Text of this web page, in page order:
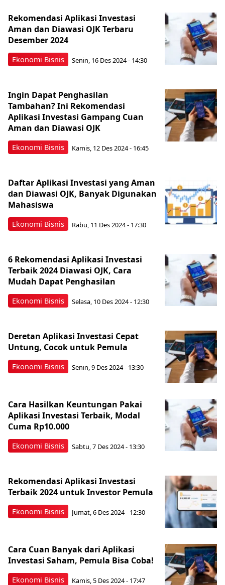
Ekonomi Bisnis
Rekomendasi Aplikasi Investasi
Aman dan Diawasi OJK Terbaru
Desember 2024
Senin, 16 Des 2024 - 14:30
Ekonomi Bisnis
Ingin Dapat Penghasilan
Tambahan? Ini Rekomendasi
Aplikasi Investasi Gampang Cuan
Aman dan Diawasi OJK
Kamis, 12 Des 2024 - 16:45
Ekonomi Bisnis
Daftar Aplikasi Investasi yang Aman
dan Diawasi OJK, Banyak Digunakan
Mahasiswa
Rabu, 11 Des 2024 - 17:30
Ekonomi Bisnis
6 Rekomendasi Aplikasi Investasi
Terbaik 2024 Diawasi OJK, Cara
Mudah Dapat Penghasilan
Selasa, 10 Des 2024 - 12:30
Ekonomi Bisnis
Deretan Aplikasi Investasi Cepat
Untung, Cocok untuk Pemula
Senin, 9 Des 2024 - 13:30
Ekonomi Bisnis
Cara Hasilkan Keuntungan Pakai
Aplikasi Investasi Terbaik, Modal
Cuma Rp10.000
Sabtu, 7 Des 2024 - 13:30
Ekonomi Bisnis
Rekomendasi Aplikasi Investasi
Terbaik 2024 untuk Investor Pemula
Jumat, 6 Des 2024 - 12:30
Ekonomi Bisnis
Cara Cuan Banyak dari Aplikasi
Investasi Saham, Pemula Bisa Coba!
Kamis, 5 Des 2024 - 17:47